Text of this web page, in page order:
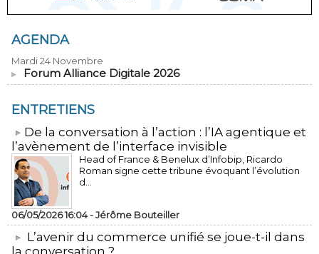
AGENDA
Mardi 24 Novembre
Forum Alliance Digitale 2026
ENTRETIENS
​De la conversation à l’action : l’IA agentique et
l’avènement de l’interface invisible
Head of France & Benelux d’Infobip, Ricardo
Roman signe cette tribune évoquant l’évolution
d...
06/05/2026 16:04 -Jérôme Bouteiller
L’avenir du commerce unifié se joue-t-il dans
la conversation ?